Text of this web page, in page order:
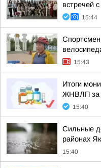
встречей
15:44
15:43
Итоги
ЖНВЛП за
15:40
Сильные
районах
15:40